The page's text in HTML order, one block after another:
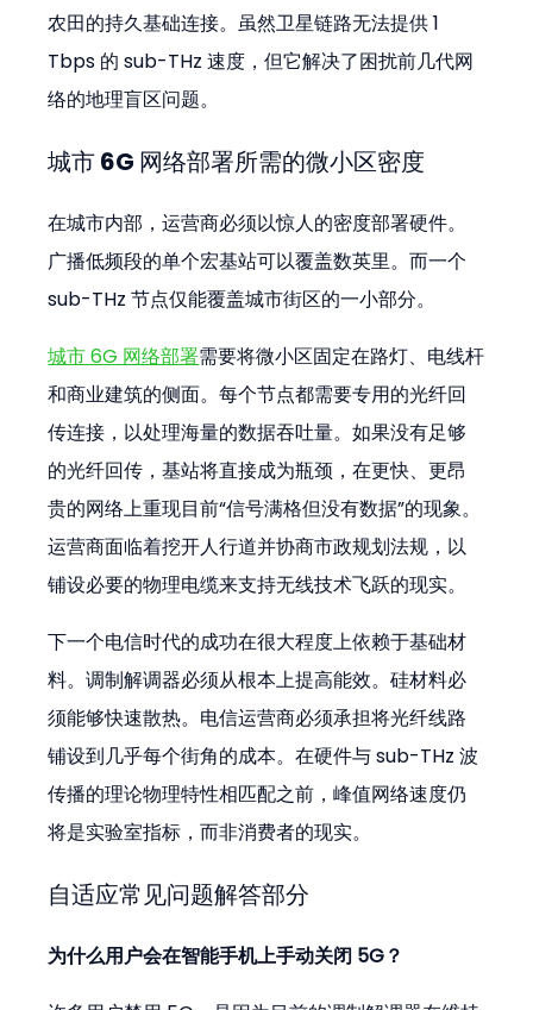
农田的持久基础连接。虽然卫星链路无法提供 1
Tbps 的 sub-THz 速度，但它解决了困扰前几代网
络的地理盲区问题。
城市 6G 网络部署所需的微小区密度
在城市内部，运营商必须以惊人的密度部署硬件。
广播低频段的单个宏基站可以覆盖数英里。而一个
sub-THz 节点仅能覆盖城市街区的一小部分。
城市 6G 网络部署需要将微小区固定在路灯、电线杆
和商业建筑的侧面。每个节点都需要专用的光纤回
传连接，以处理海量的数据吞吐量。如果没有足够
的光纤回传，基站将直接成为瓶颈，在更快、更昂
贵的网络上重现目前“信号满格但没有数据”的现象。
运营商面临着挖开人行道并协商市政规划法规，以
铺设必要的物理电缆来支持无线技术飞跃的现实。
下一个电信时代的成功在很大程度上依赖于基础材
料。调制解调器必须从根本上提高能效。硅材料必
须能够快速散热。电信运营商必须承担将光纤线路
铺设到几乎每个街角的成本。在硬件与 sub-THz 波
传播的理论物理特性相匹配之前，峰值网络速度仍
将是实验室指标，而非消费者的现实。
自适应常见问题解答部分
为什么用户会在智能手机上手动关闭 5G？